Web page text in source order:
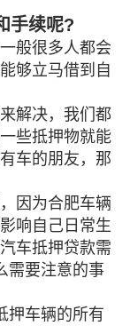
手续呢?
般很多人都会
够立马借到自
解决，我们都
些抵押物就能
车的朋友，那
因为合肥车辆
响自己日常生
车抵押贷款需
需要注意的事
押车辆的所有